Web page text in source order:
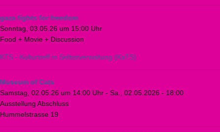
gaza fights for freedom
Sonntag, 03.05.26 um 15:00 Uhr
Food + Movie + Discussion
KTS - Kulturtreff in Selbstverwaltung (KaTS)
Museum of Cats
Samstag, 02.05.26 um 14:00 Uhr - Sa., 02.05.2026 - 18:00
Ausstellung Abschluss
Hummelstrasse 19